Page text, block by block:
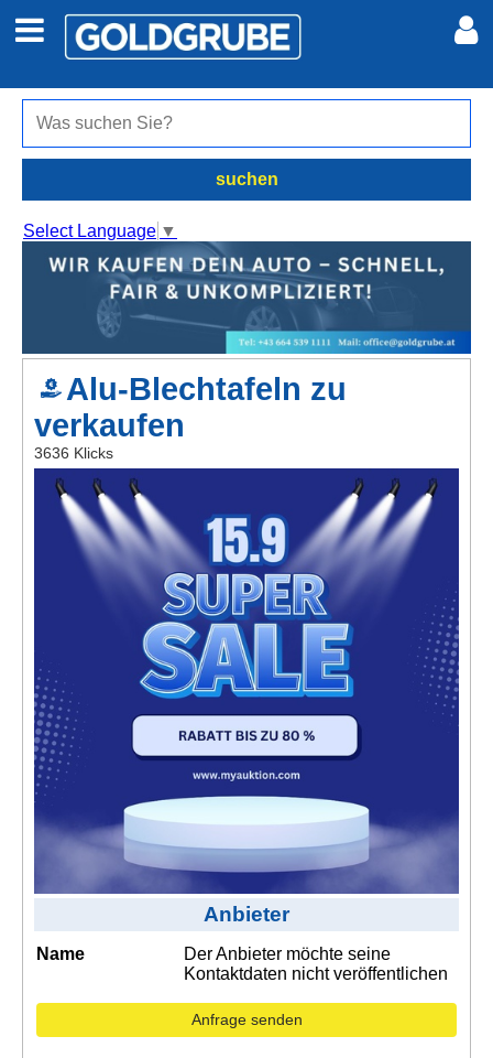
Auto + Motor
Jobs
Marktplatz
Erotik
Auktionen
jetzt inserieren
Kontakt
AGB, Nutzungsbedingungen
Meine Inserate
Anmelden
suchen
Select Language ▼
Alu-Blechtafeln zu
verkaufen
3636 Klicks
Anbieter
Name
Der Anbieter möchte seine
Kontaktdaten nicht veröffentlichen
Anfrage senden